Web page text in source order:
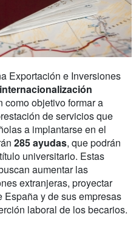
Exportación e Inversiones
como objetivo formar a
de servicios que
a implantarse en el
285 ayudas, que podrán
universitario. Estas
aumentar las
extranjeras, proyectar
y de sus empresas
laboral de los becarios.